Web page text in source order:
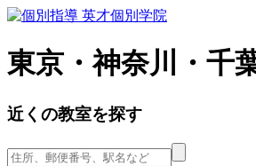
東京・神奈川・千
近くの教室を探す